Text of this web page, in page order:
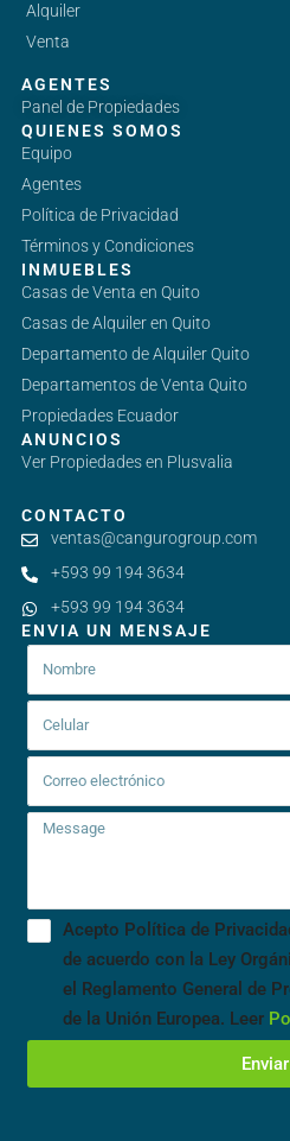
Alquiler
Venta
AGENTES
Panel de Propiedades
QUIENES SOMOS
Equipo
Agentes
Política de Privacidad
Términos y Condiciones
INMUEBLES
Casas de Venta en Quito
Casas de Alquiler en Quito
Departamento de Alquiler Quito
Departamentos de Venta Quito
Propiedades Ecuador
ANUNCIOS
Ver Propiedades en Plusvalia
CONTACTO
ventas@cangurogroup.com
+593 99 194 3634
+593 99 194 3634
ENVIA UN MENSAJE
Acepto Política de
de acuerdo con la Ley
el Reglamento General de
de la Unión Europea. Leer
Enviar